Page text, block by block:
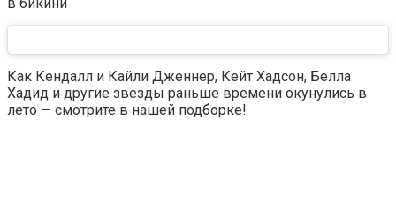
Как Кендалл и Кайли Дженнер, Кейт Хадсон, Белла
Хадид и другие звезды раньше времени окунулись в
лето — смотрите в нашей подборке!